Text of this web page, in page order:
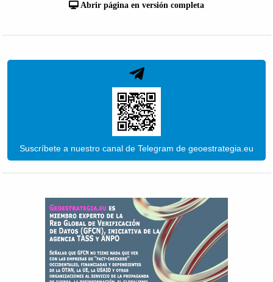
Abrir página en versión completa
Suscríbete a nuestro canal de Telegram de geoestrategia.eu